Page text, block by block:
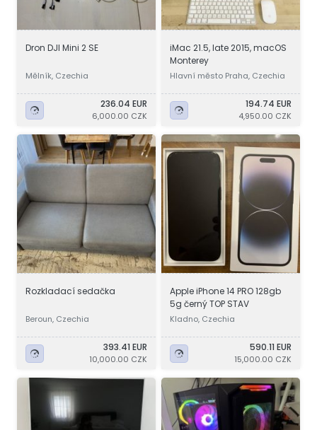
Dron DJI Mini 2 SE
Mělník, Czechia
236.04 EUR
6,000.00 CZK
iMac 21.5, late 2015, macOS
Monterey
Hlavní město Praha, Czechia
194.74 EUR
4,950.00 CZK
Rozkladací sedačka
Beroun, Czechia
393.41 EUR
10,000.00 CZK
Apple iPhone 14 PRO 128gb
5g černý TOP STAV
Kladno, Czechia
590.11 EUR
15,000.00 CZK